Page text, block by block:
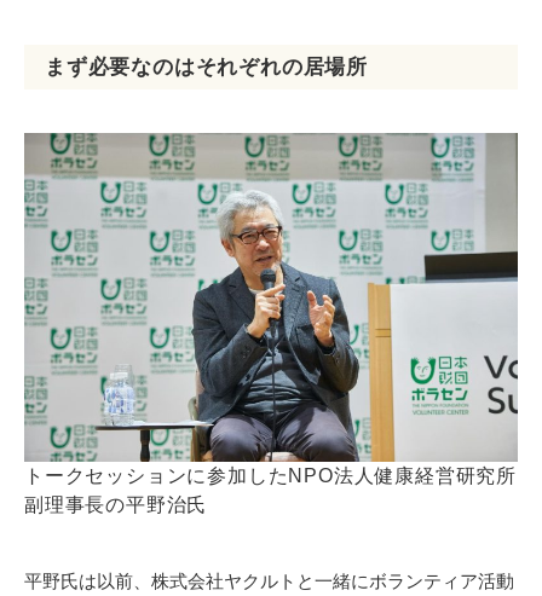
まず必要なのはそれぞれの居場所
トークセッションに参加したNPO法人健康経営研究所
副理事長の平野治氏
平野氏は以前、株式会社ヤクルトと一緒にボランティア活動